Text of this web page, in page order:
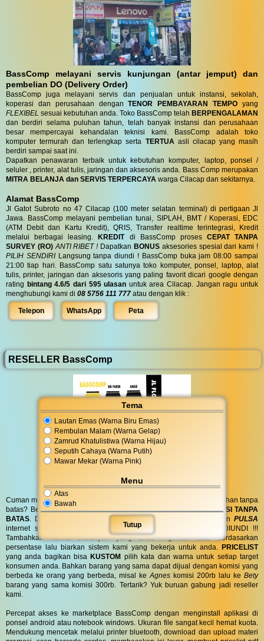
Tema
Lautan Emas (Warna Biru Emas)
Rembulan Malam (Warna Gelap)
Zamrud Khatulistiwa (Warna Hijau)
Seputih Cahaya (Warna Putih)
Mawar Mekar (Warna Pink)
Menu
Atas
Bawah
Tutup
BassComp melayani servis kunjungan (antar jemput) dan
pembelian DO (Delivery Order)
BassComp juga melayani servis dan penjualan untuk instansi, sekolah,
koperasi dan perusahaan denganTENOR PEMBAYARAN TEMPO yang
FLEXIBEL sesuai kebutuhan anda. Toko BassComp telah BERPENGALAMAN
dan berdiri selama puluhan tahun, telah banyak instansi dan perusahaan
besar mempercayai kehandalan teknisi kami. BassComp adalah toko
komputer termurah dan terlengkap serta TERTUA asli cilacap yang masih
berdiri sampai saat ini.
Dapatkan penawaran terbaik untuk kebutuhan komputer, laptop, ponsel /
seluler , printer, alat tulis, jaringan dan aksesoris anda. Bass Comp merupakan
MITRA BELANJA dan SERVIS TERPERCAYA warga Cilacap dan sekitarnya.
Alamat BassComp
Jl Gatot Subroto no 47 Cilacap (100 meter selatan terminal) di pertigaan Jl
Jawa. BassComp melayani pembelian tunai, SIPLAH, BMT / Koperasi, EDC
(ATM Debit dan Kartu Kredit), QRIS, Transfer realtime terintegrasi, Kredit
melalui berbagai leasing.KREDITdi BassComp proses CEPAT TANPA
SURVEY (RO) ANTI RIBET !Dapatkan BONUSaksesories spesial dari kami !
PILIH SENDIRILangsung tanpa diundi ! BassComp buka jam 08:00 sampai
21:00 tiap hari. BassComp satu satunya toko komputer, ponsel, laptop, alat
tulis, printer, jaringan dan aksesoris yang paling favorit dicari google dengan
rating bintang 4.6/5 dari 595 ulasan untuk area Cilacap. Jangan ragu untuk
menghubungi kami di 08 5756 111 777 atau dengan klik :
Telepon WhatsApp Peta
RESELLER BassComp
Cuman modal posting di media sosial bisa dapat penghasilan tambahan tanpa
batas? Bergabung menjadiRESELLERkami serta dapatkanKOMISI TANPA
BATAS . Dapatkan BINGKISAN PARCELdi hari spesial anda danPULSA
internet serta
untuk anda ! GRATIS !! TANPA DIUNDI !!!
Tambahkan komisi sebanyak yang anda inginkan atau berdasarkan
persentase lalu biarkan sistem kami yang bekerja untuk anda. PRICELIST
yang anda bagikan bisaKUSTOM pilih kata dan warna untuk setiap target
konsumen anda. Bahkan barang yang sama dapat dijual dengan komisi yang
berbeda ke orang yang berbeda, misal ke Agnes komisi 200rb lalu ke Bety
barang yang sama komisi 300rb. Tertarik? Yuk buruan gabung jadi reseller
kami.
Percepat akses ke marketplace BassComp dengan menginstall aplikasi di
ponsel android atau notebook windows. Ukuran file sangat kecil hemat kuota.
Mendukung mencetak melalui printer bluetooth, download dan upload materi